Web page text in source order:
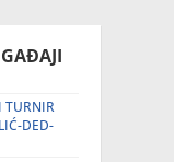
TURNIR
DED-